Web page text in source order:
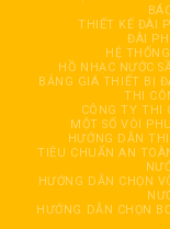
THIẾT KẾ ĐÀI
ĐÀI
HỆ
HỒ NHẠC NƯỚC
BẢNG GIÁ THIẾT BỊ
THI
CÔNG TY THI
MỘT SỐ VÒI
HƯỚNG DẪN
TIÊU CHUẨN AN
HƯỚNG DẪN CHỌN
HƯỚNG DẪN CHỌN